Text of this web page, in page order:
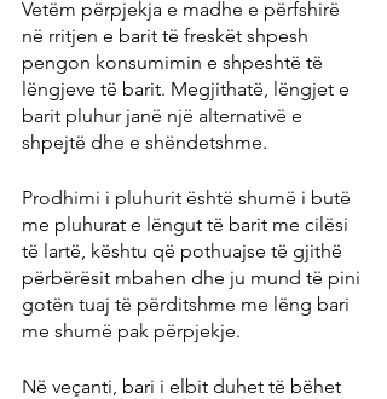
Vetëm përpjekja e madhe e përfshirë
në rritjen e barit të freskët shpesh
pengon konsumimin e shpeshtë të
lëngjeve të barit. Megjithatë, lëngjet e
barit pluhur janë një alternativë e
shpejtë dhe e shëndetshme.
Prodhimi i pluhurit është shumë i butë
me pluhurat e lëngut të barit me cilësi
të lartë, kështu që pothuajse të gjithë
përbërësit mbahen dhe ju mund të pini
gotën tuaj të përditshme me lëng bari
me shumë pak përpjekje.
Në veçanti, bari i elbit duhet të bëhet